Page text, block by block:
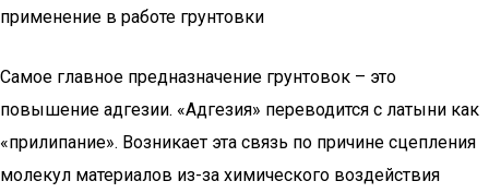
применение в работе грунтовки
Самое главное предназначение грунтовок – это
повышение адгезии. «Адгезия» переводится с латыни как
«прилипание». Возникает эта связь по причине сцепления
молекул материалов из-за химического воздействия